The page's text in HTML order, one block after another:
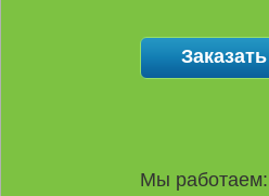
Мы работаем: